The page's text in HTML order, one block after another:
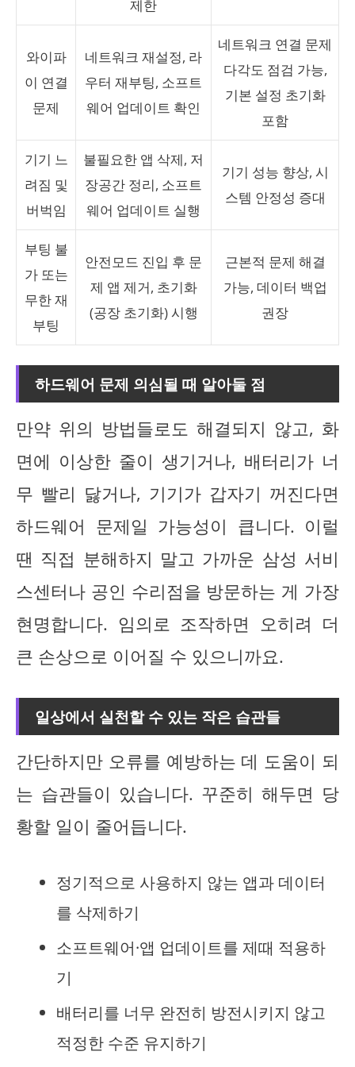
제한
와이파
이 연결
문제
네트워크 재설정, 라
우터 재부팅, 소프트
웨어 업데이트 확인
네트워크 연결 문제
다각도 점검 가능,
기본 설정 초기화
포함
기기 느
려짐 및
버벅임
불필요한 앱 삭제, 저
장공간 정리, 소프트
웨어 업데이트 실행
기기 성능 향상, 시
스템 안정성 증대
부팅 불
가 또는
무한 재
부팅
안전모드 진입 후 문
제 앱 제거, 초기화
(공장 초기화) 시행
근본적 문제 해결
가능, 데이터 백업
권장
하드웨어 문제 의심될 때 알아둘 점
만약 위의 방법들로도 해결되지 않고, 화
면에 이상한 줄이 생기거나, 배터리가 너
무 빨리 닳거나, 기기가 갑자기 꺼진다면
하드웨어 문제일 가능성이 큽니다. 이럴
땐 직접 분해하지 말고 가까운 삼성 서비
스센터나 공인 수리점을 방문하는 게 가장
현명합니다. 임의로 조작하면 오히려 더
큰 손상으로 이어질 수 있으니까요.
일상에서 실천할 수 있는 작은 습관들
간단하지만 오류를 예방하는 데 도움이 되
는 습관들이 있습니다. 꾸준히 해두면 당
황할 일이 줄어듭니다.
정기적으로 사용하지 않는 앱과 데이터
를 삭제하기
소프트웨어·앱 업데이트를 제때 적용하
기
배터리를 너무 완전히 방전시키지 않고
적정한 수준 유지하기